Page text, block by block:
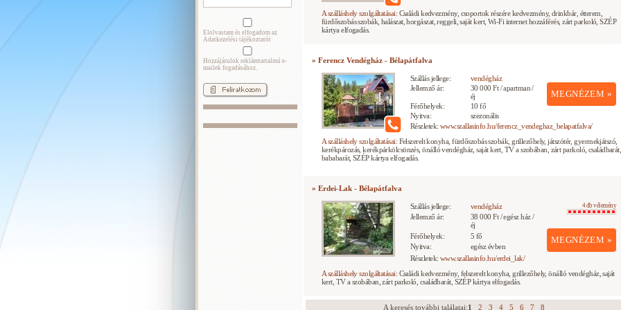
Elolvastam és elfogadom az
Adatkezelési tájékoztatót
Hozzájárulok reklámtartalmú e-
mailek fogadásához.
A szálláshely szolgáltatásai: Családi kedvezmény, csoportok részére kedvezmény, drinkbár, étterem,
fürdőszobás szobák, halászat, horgászat, reggeli, saját kert, Wi-Fi internet hozzáférés, zárt parkoló, SZÉP
kártya elfogadás.
» Ferencz Vendégház - Bélapátfalva
Szállás jellege: vendégház
MEGNÉZEM »
Jellemző ár:
30 000 Ft / apartman /
éj
Férőhelyek:
10 fő
Nyitva:
szezonális
Részletek: www.szallasinfo.hu/ferencz_vendeghaz_belapatfalva/
A szálláshely szolgáltatásai: Felszerelt konyha, fürdőszobás szobák, grillezőhely, játszótér, gyermekjátszó,
kerékpározás, kerékpárkölcsönzés, önálló vendégház, saját kert, TV a szobában, zárt parkoló, családbarát,
bababarát, SZÉP kártya elfogadás.
» Erdei-Lak - Bélapátfalva
Szállás jellege: vendégház 4 db vélemény
MEGNÉZEM »
Jellemző ár:
38 000 Ft / egész ház /
éj
Férőhelyek:
5 fő
Nyitva:
egész évben
Részletek: www.szallasinfo.hu/erdei_lak/
A szálláshely szolgáltatásai: Családi kedvezmény, felszerelt konyha, grillezőhely, önálló vendégház, saját
kert, TV a szobában, zárt parkoló, családbarát, SZÉP kártya elfogadás.
A keresés további találatai:1 2 3 4 5 6 7 8